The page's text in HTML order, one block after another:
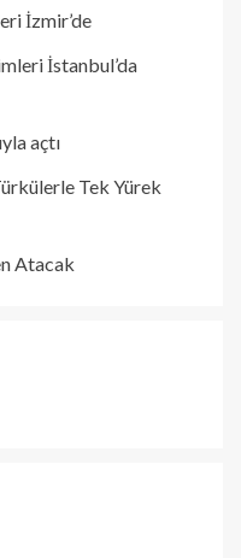
İzmir’de
İstanbul’da
açtı
Tek Yürek
Atacak